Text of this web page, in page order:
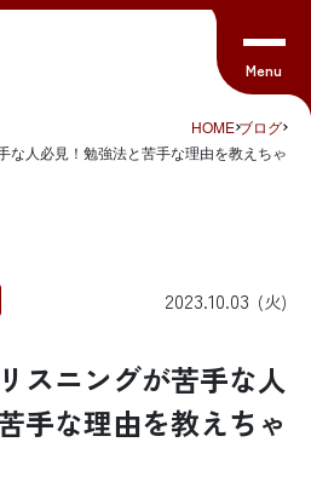
HOME ブログ
な人必見！勉強法と苦手な理由を教えちゃ
2023.10.03 (火)
スニングが苦手な人
手な理由を教えちゃ